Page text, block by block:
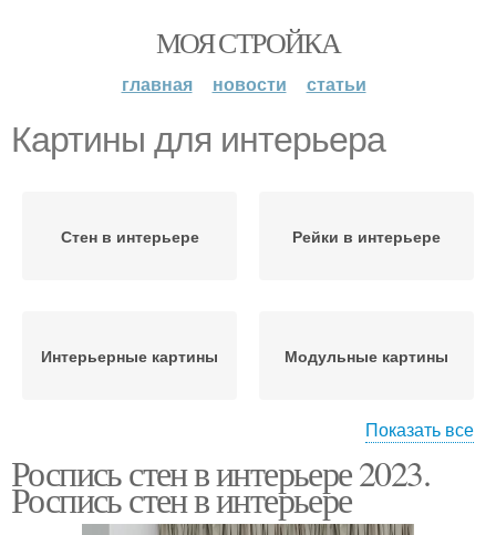
МОЯ СТРОЙКА
главная новости статьи
Картины для интерьера
Стен в интерьере Рейки в интерьере
Интерьерные картины Модульные картины
Картины в интерьере
Оформление в
интерьере
Показать все
Роспись стен в интерьере 2023.
Роспись стен в интерьере